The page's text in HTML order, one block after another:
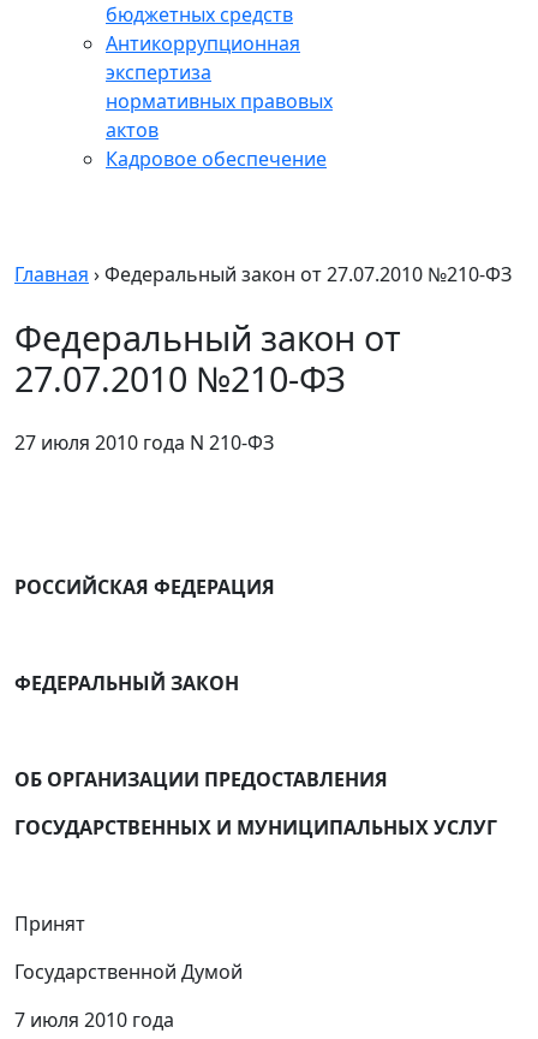
бюджетных средств
Антикоррупционная
экспертиза
нормативных правовых
актов
Кадровое обеспечение
Главная ›Федеральный закон от 27.07.2010 №210-ФЗ
Федеральный закон от
27.07.2010 №210-ФЗ
27 июля 2010 года N 210-ФЗ
РОССИЙСКАЯ ФЕДЕРАЦИЯ
ФЕДЕРАЛЬНЫЙ ЗАКОН
ОБ ОРГАНИЗАЦИИ ПРЕДОСТАВЛЕНИЯ
ГОСУДАРСТВЕННЫХ И МУНИЦИПАЛЬНЫХ УСЛУГ
Принят
Государственной Думой
7 июля 2010 года